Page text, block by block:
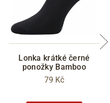
Lonka krátké černé
ponožky Bamboo
79 Kč